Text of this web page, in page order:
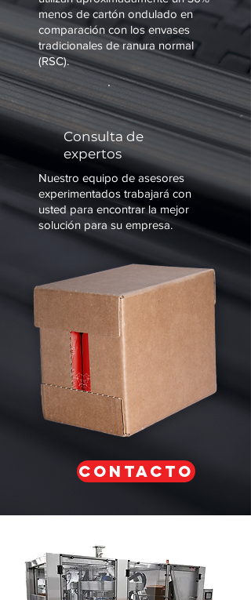
menos de cartón ondulado en
comparación con los envases
tradicionales de ranura normal
(RSC).
Consulta de
expertos
Nuestro equipo de asesores
experimentados trabajará con
usted para encontrar la mejor
solución para su empresa.
CONTACTO